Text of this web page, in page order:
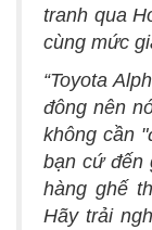
tranh qua
cùng mức
“Toyota
đông nên
không cần
bạn cứ đến
hàng ghế
Hãy trải